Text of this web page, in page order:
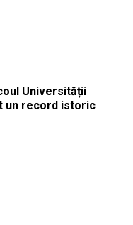
Universității
un record istoric